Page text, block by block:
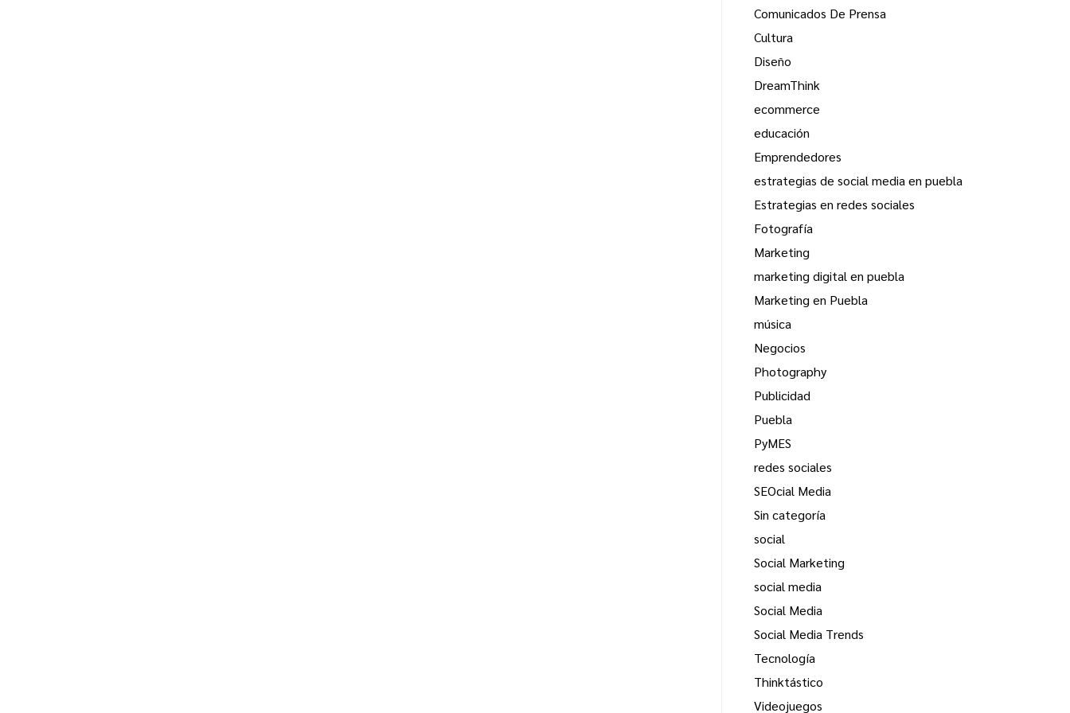
Comunicados De Prensa
Cultura
Diseño
DreamThink
ecommerce
educación
Emprendedores
estrategias de social media en puebla
Estrategias en redes sociales
Fotografía
Marketing
marketing digital en puebla
Marketing en Puebla
música
Negocios
Photography
Publicidad
Puebla
PyMES
redes sociales
SEOcial Media
Sin categoría
social
Social Marketing
social media
Social Media
Social Media Trends
Tecnología
Thinktástico
Videojuegos